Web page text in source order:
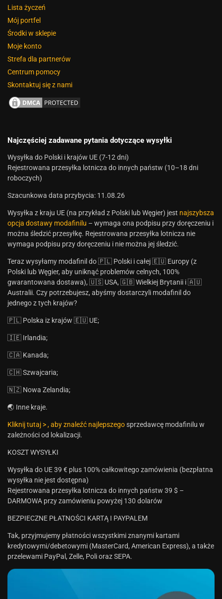
Lista życzeń
Mój portfel
Środki w sklepie
Moje konto
Strefa dla partnerów
Centrum pomocy
Skontaktuj się z nami
Najczęściej zadawane pytania dotyczące wysyłki
Wysyłka do Polski i krajów UE (7-12 dni)
Rejestrowana przesyłka lotnicza do innych państw (10–18 dni
roboczych)
Szacunkowa data przybycia: 11.08.26
Wysyłka z kraju UE (na przykład z Polski lub Węgier) jest najszybsza
opcja dostawy modafinilu – wymaga ona podpisu przy doręczeniu i
można śledzić przesyłkę. Rejestrowana przesyłka lotnicza nie
wymaga podpisu przy doręczeniu i nie można jej śledzić.
Teraz wysyłamy modafinil do 🇵🇱 Polski i całej 🇪🇺 Europy (z
Polski lub Węgier, aby uniknąć problemów celnych, 100%
gwarantowana dostawa), 🇺🇸 USA, 🇬🇧 Wielkiej Brytanii i 🇦🇺
Australii. Czy potrzebujesz, abyśmy dostarczyli modafinil do
jednego z tych krajów?
🇵🇱 Polska iz krajów 🇪🇺 UE;
🇮🇪 Irlandia;
🇨🇦 Kanada;
🇨🇭 Szwajcaria;
🇳🇿 Nowa Zelandia;
🌏 Inne kraje.
Kliknij tutaj > , aby znaleźć najlepszegosprzedawcę modafinilu w
zależności od lokalizacji.
KOSZT WYSYŁKI
Wysyłka do UE 39 € plus 100% całkowitego zamówienia (bezpłatna
wysyłka nie jest dostępna)
Rejestrowana przesyłka lotnicza do innych państw 39 $ –
DARMOWA przy zamówieniu powyżej 130 dolarów
BEZPIECZNE PŁATNOŚCI KARTĄ I PAYPALEM
Tak, przyjmujemy płatności wszystkimi znanymi kartami
kredytowymi/debetowymi (MasterCard, American Express), a także
przelewami PayPal, Zelle, Poli oraz SEPA.